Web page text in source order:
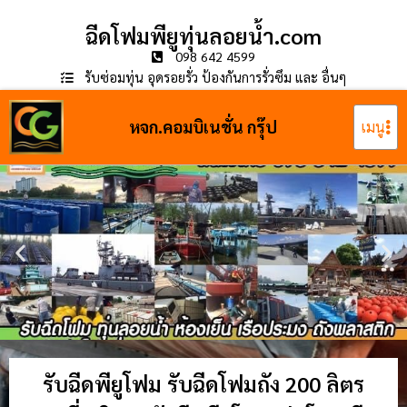
ฉีดโฟมพียูทุ่นลอยน้ำ.com
098 642 4599
รับซ่อมทุ่น อุดรอยรั่ว ป้องกันการรั่วซึม และ อื่นๆ
หจก.คอมบิเนชั่น กรุ๊ป เมนู
รับฉีดพียูโฟม รับฉีดโฟมถัง 200 ลิตร